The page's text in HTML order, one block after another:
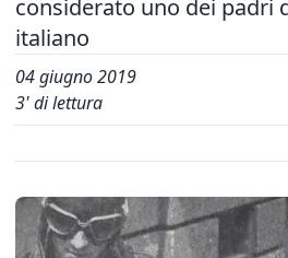
considerato uno dei padri
italiano
04 giugno 2019
3' di lettura